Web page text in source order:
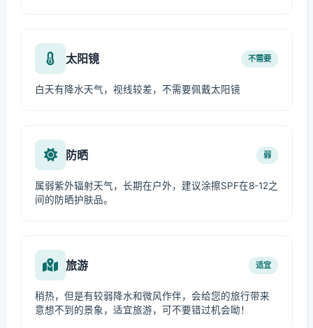
太阳镜 不需要
白天有降水天气，视线较差，不需要佩戴太阳镜
防晒 弱
属弱紫外辐射天气，长期在户外，建议涂擦SPF在8-12之
间的防晒护肤品。
旅游 适宜
稍热，但是有较弱降水和微风作伴，会给您的旅行带来
意想不到的景象，适宜旅游，可不要错过机会呦！